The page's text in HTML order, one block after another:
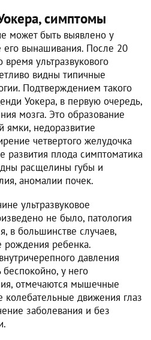
симптомы
может быть выявлено у
вынашивания. После 20
ультразвукового
видны типичные
Подтверждением такого
Уокера, в первую очередь,
мозга. Это образование
ямки, недоразвитие
четвертого желудочка
развития плода симптоматика
расщелины губы и
аномалии почек.
ультразвуковое
не было, патология
в большинстве случаев,
рождения ребенка.
давления
у него
отмечаются мышечные
движения глаз
заболевания и без